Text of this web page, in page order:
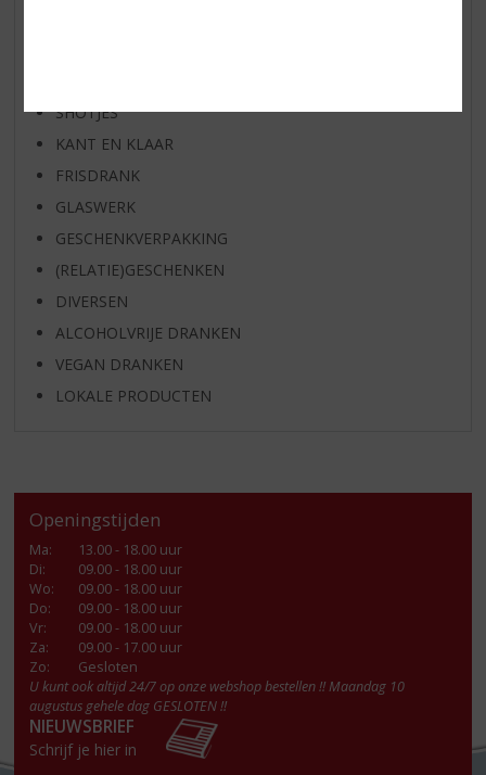
SHOTJES
KANT EN KLAAR
FRISDRANK
GLASWERK
GESCHENKVERPAKKING
(RELATIE)GESCHENKEN
DIVERSEN
ALCOHOLVRIJE DRANKEN
VEGAN DRANKEN
LOKALE PRODUCTEN
Openingstijden
Ma:
13.00 - 18.00 uur
Di:
09.00 - 18.00 uur
Wo:
09.00 - 18.00 uur
Do:
09.00 - 18.00 uur
Vr:
09.00 - 18.00 uur
Za:
09.00 - 17.00 uur
Zo:
Gesloten
U kunt ook altijd 24/7 op onze webshop bestellen !! Maandag 10
augustus gehele dag GESLOTEN !!
NIEUWSBRIEF
Schrijf je hier in